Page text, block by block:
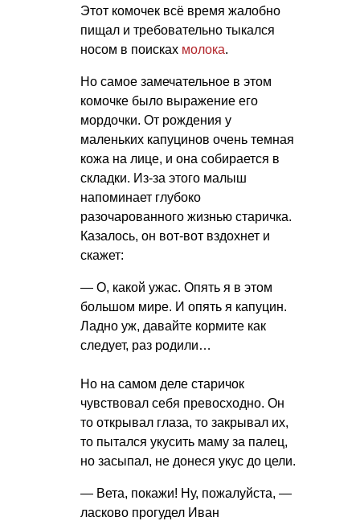
Этот комочек всё время жалобно
пищал и требовательно тыкался
носом в поисках молока.
Но самое замечательное в этом
комочке было выражение его
мордочки. От рождения у
маленьких капуцинов очень темная
кожа на лице, и она собирается в
складки. Из-за этого малыш
напоминает глубоко
разочарованного жизнью старичка.
Казалось, он вот-вот вздохнет и
скажет:
— О, какой ужас. Опять я в этом
большом мире. И опять я капуцин.
Ладно уж, давайте кормите как
следует, раз родили…
Но на самом деле старичок
чувствовал себя превосходно. Он
то открывал глаза, то закрывал их,
то пытался укусить маму за палец,
но засыпал, не донеся укус до цели.
— Вета, покажи! Ну, пожалуйста, —
ласково прогудел Иван